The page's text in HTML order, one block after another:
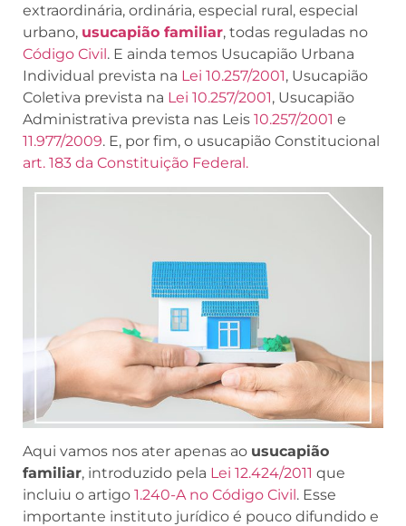
extraordinária, ordinária, especial rural, especial
urbano, usucapião familiar, todas reguladas no
Código Civil. E ainda temos Usucapião Urbana
Individual prevista na Lei 10.257/2001, Usucapião
Coletiva prevista na Lei 10.257/2001, Usucapião
Administrativa prevista nas Leis 10.257/2001 e
11.977/2009. E, por fim, o usucapião Constitucional
art. 183 da Constituição Federal.
Aqui vamos nos ater apenas ao usucapião
familiar, introduzido pela Lei 12.424/2011 que
incluiu o artigo 1.240-A no Código Civil. Esse
importante instituto jurídico é pouco difundido e